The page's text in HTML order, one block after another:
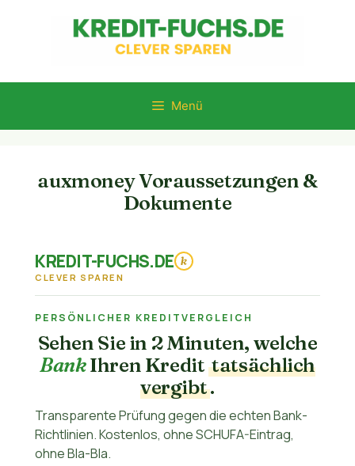
Menü
auxmoney Voraussetzungen &
Dokumente
KREDIT-FUCHS.DE k
CLEVER SPAREN
PERSÖNLICHER KREDITVERGLEICH
Sehen Sie in 2 Minuten, welche
BankIhren Kredittatsächlich
vergibt.
Transparente Prüfung gegen die echten Bank-
Richtlinien. Kostenlos, ohne SCHUFA-Eintrag,
ohne Bla-Bla.